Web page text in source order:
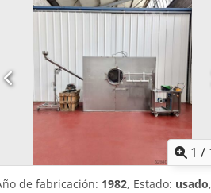
1 /
de fabricación: 1982, Estado: usado